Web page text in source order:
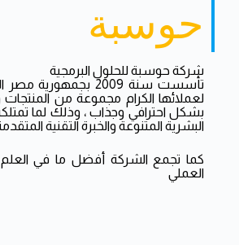
حوسبة
شركة حوسبة للحلول البرمجية
تأسست سنة 2009
لعملائها الكرام مجموعة من المنتجات
بشكل احترافي وجذاب ، وذلك لما
البشرية المتنوعة والخبرة التقنية
كما تجمع الشركة أفضل ما في العلم
العملي